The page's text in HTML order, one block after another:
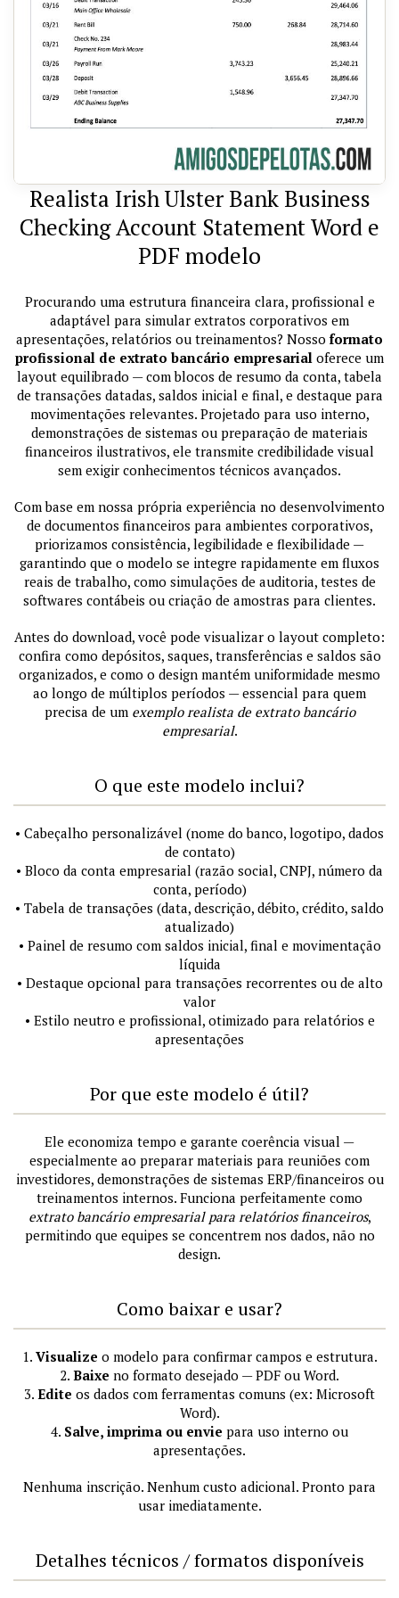
Realista Irish Ulster Bank Business
Checking Account Statement Word e
PDF modelo
Procurando uma estrutura financeira clara, profissional e
adaptável para simular extratos corporativos em
apresentações, relatórios ou treinamentos? Nosso formato
profissional de extrato bancário empresarial oferece um
layout equilibrado — com blocos de resumo da conta, tabela
de transações datadas, saldos inicial e final, e destaque para
movimentações relevantes. Projetado para uso interno,
demonstrações de sistemas ou preparação de materiais
financeiros ilustrativos, ele transmite credibilidade visual
sem exigir conhecimentos técnicos avançados.
Com base em nossa própria experiência no desenvolvimento
de documentos financeiros para ambientes corporativos,
priorizamos consistência, legibilidade e flexibilidade —
garantindo que o modelo se integre rapidamente em fluxos
reais de trabalho, como simulações de auditoria, testes de
softwares contábeis ou criação de amostras para clientes.
Antes do download, você pode visualizar o layout completo:
confira como depósitos, saques, transferências e saldos são
organizados, e como o design mantém uniformidade mesmo
ao longo de múltiplos períodos — essencial para quem
precisa de um exemplo realista de extrato bancário
empresarial.
O que este modelo inclui?
• Cabeçalho personalizável (nome do banco, logotipo, dados
de contato)
• Bloco da conta empresarial (razão social, CNPJ, número da
conta, período)
• Tabela de transações (data, descrição, débito, crédito, saldo
atualizado)
• Painel de resumo com saldos inicial, final e movimentação
líquida
• Destaque opcional para transações recorrentes ou de alto
valor
• Estilo neutro e profissional, otimizado para relatórios e
apresentações
Por que este modelo é útil?
Ele economiza tempo e garante coerência visual —
especialmente ao preparar materiais para reuniões com
investidores, demonstrações de sistemas ERP/financeiros ou
treinamentos internos. Funciona perfeitamente como
extrato bancário empresarial para relatórios financeiros,
permitindo que equipes se concentrem nos dados, não no
design.
Como baixar e usar?
1. Visualize o modelo para confirmar campos e estrutura.
2. Baixe no formato desejado — PDF ou Word.
3. Edite os dados com ferramentas comuns (ex: Microsoft
Word).
4. Salve, imprima ou envie para uso interno ou
apresentações.
Nenhuma inscrição. Nenhum custo adicional. Pronto para
usar imediatamente.
Detalhes técnicos / formatos disponíveis